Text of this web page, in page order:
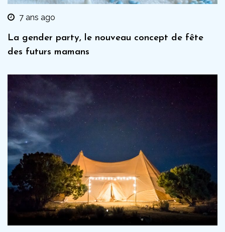
7 ans ago
La gender party, le nouveau concept de fête
des futurs mamans